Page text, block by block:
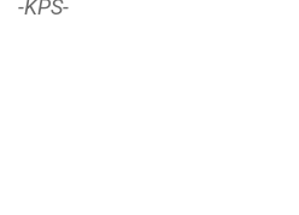
-KPS-